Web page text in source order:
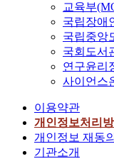
교육부
국립장애
국립중앙
국회도서
연구윤리
사이언스
이용약관
개인정보처리
개인정보 재동의
기관소개